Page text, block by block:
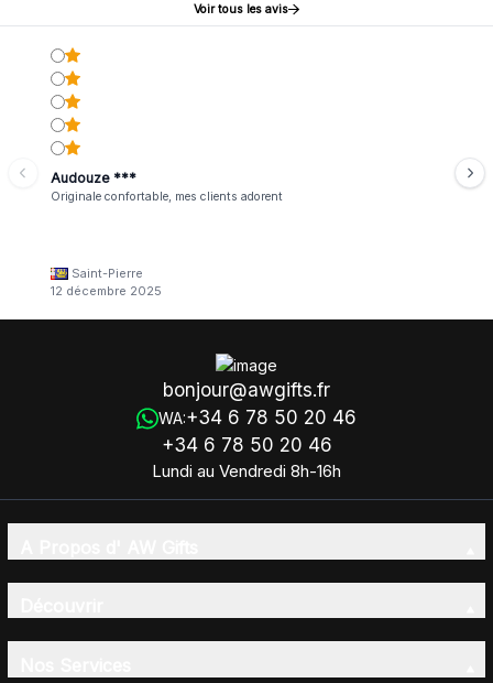
Voir tous les avis
Audouze ***
Originale confortable, mes clients adorent
Saint-Pierre
12 décembre 2025
bonjour@awgifts.fr
WA:+34 6 78 50 20 46
+34 6 78 50 20 46
Lundi au Vendredi 8h-16h